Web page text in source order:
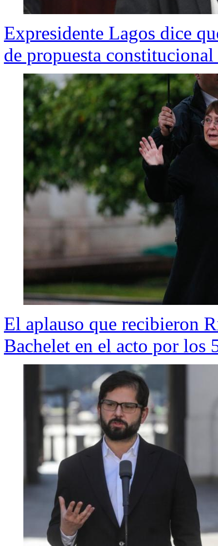
Expresidente Lagos dice
de propuesta
El aplauso que recibieron
Bachelet en el acto por los